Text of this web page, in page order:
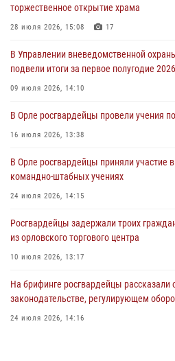
Росгвардейцы обеспечили
Дня ВДВ
В Орле росгвардейцы приняли участие в
участке
Жительница Мценска сдала в
31 июля 2026, 13:16
торжественное открытие храма
28 июля 2026, 15:08 17
В Управлении вневедомственной
подвели итоги за первое полугодие
09 июля 2026, 14:10
В Орле росгвардейцы провели учения
16 июля 2026, 13:38
В Орле росгвардейцы приняли участие
командно-штабных учениях
24 июля 2026, 14:15
Росгвардейцы задержали троих
из орловского торгового центра
10 июля 2026, 13:17
На брифинге росгвардейцы
законодательстве, регулирующем
24 июля 2026, 14:16